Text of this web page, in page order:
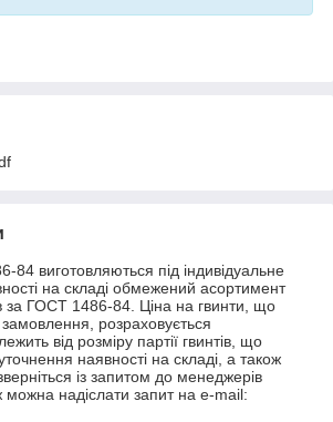
84 виготовляються під індивідуальне
на складі обмежений асортимент
за ГОСТ 1486-84. Ціна на гвинти, що
розраховується
від розміру партії гвинтів, що
наявності на складі, а також
із запитом до менеджерів
надіслати запит на e-mail: